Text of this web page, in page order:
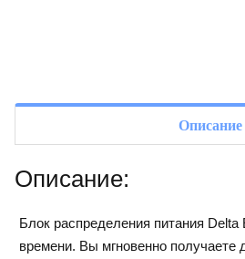
Описание
Описание:
Блок распределения питания
времени. Вы мгновенно получаете